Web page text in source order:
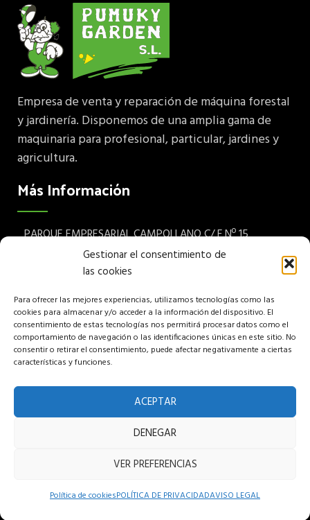
Gestionar el consentimiento de
las cookies
Para ofrecer las mejores experiencias, utilizamos tecnologías como las
cookies para almacenar y/o acceder a la información del dispositivo. El
consentimiento de estas tecnologías nos permitirá procesar datos como el
comportamiento de navegación o las identificaciones únicas en este sitio. No
consentir o retirar el consentimiento, puede afectar negativamente a ciertas
características y funciones.
ACEPTAR
DENEGAR
VER PREFERENCIAS
Política de cookiesPOLÍTICA DE PRIVACIDADAVISO LEGAL
Empresa de venta y reparación de máquina forestal
y jardinería. Disponemos de una amplia gama de
maquinaria para profesional, particular, jardines y
agricultura.
Más Información
PARQUE EMPRESARIAL CAMPOLLANO C/ F Nº 15
Albacete 02007 España
Teléfono: (+34) 967 24 68 72
Aviso legal
Política de privacidad
Política de cookies
Copyright © 2022 Pumuky Garden S.L, All rights reserved.